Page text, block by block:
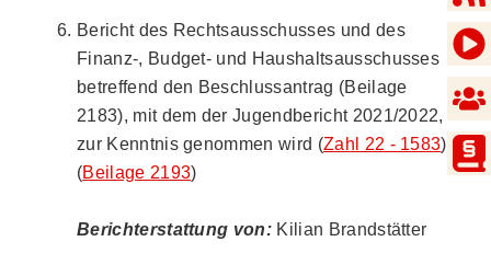
Bericht des Rechtsausschusses und des
Finanz-, Budget- und Haushaltsausschusses
betreffend den Beschlussantrag (Beilage
2183), mit dem der Jugendbericht 2021/2022,
zur Kenntnis genommen wird (Zahl 22 - 1583)
(Beilage 2193)
Berichterstattung von: Kilian Brandstätter